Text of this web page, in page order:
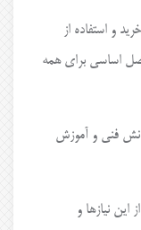
و استفاده از
اساسی برای همه
فنی و آموزش
نیازها و